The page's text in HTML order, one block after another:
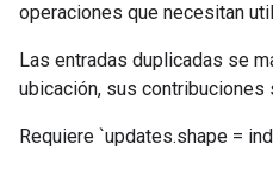
operaciones que necesitan
Las entradas duplicadas se
ubicación, sus contribuciones
Requiere `updates.shape =